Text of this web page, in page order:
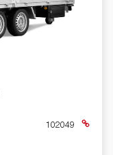
102049